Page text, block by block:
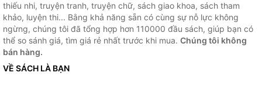
thiếu nhi, truyện tranh, truyện chữ, sách giao khoa, sách tham
khảo, luyện thi... Bằng khả năng sẵn có cùng sự nỗ lực không
ngừng, chúng tôi đã tổng hợp hơn 110000 đầu sách, giúp bạn có
thể so sánh giá, tìm giá rẻ nhất trước khi mua. Chúng tôi không
bán hàng.
VỀ SÁCH LÀ BẠN